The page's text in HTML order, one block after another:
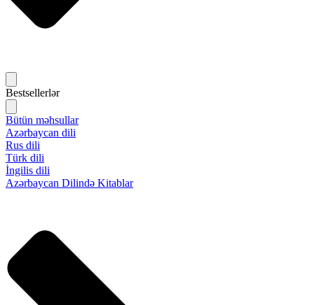
Bestsellerlər
Bütün məhsullar
Azərbaycan dili
Rus dili
Türk dili
İngilis dili
Azərbaycan Dilində Kitablar